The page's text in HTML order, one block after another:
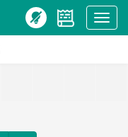
Show
menu